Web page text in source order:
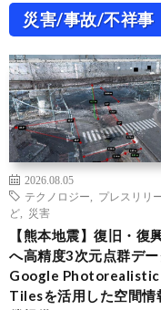
災害/事故/不祥事
2026.08.05
テクノロジー
プレスリリ
ど
災害
【熊本地震】復旧・復
へ高精度3次元点群デー
Google Photorealistic
Tilesを活用した空間情